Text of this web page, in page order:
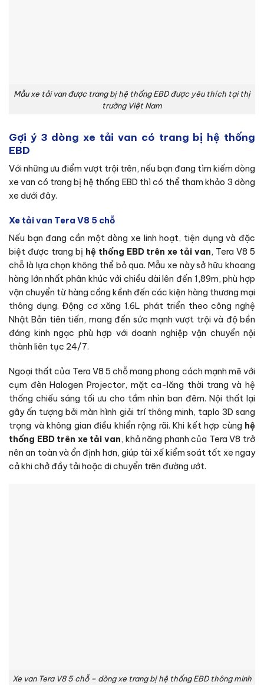
Mẫu xe tải van được trang bị hệ thống EBD được yêu thích tại thị
trường Việt Nam
Gợi ý 3 dòng xe tải van có trang bị hệ thống
EBD
Với những ưu điểm vượt trội trên, nếu bạn đang tìm kiếm dòng
xe van có trang bị hệ thống EBD thì có thể tham khảo 3 dòng
xe dưới đây.
Xe tải van Tera V8 5 chỗ
Nếu bạn đang cần một dòng xe linh hoạt, tiện dụng và đặc
biệt được trang bị hệ thống EBD trên xe tải van, Tera V8 5
chỗ là lựa chọn không thể bỏ qua. Mẫu xe này sở hữu khoang
hàng lớn nhất phân khúc với chiều dài lên đến 1,89m, phù hợp
vận chuyển từ hàng cồng kềnh đến các kiện hàng thương mại
thông dụng. Động cơ xăng 1.6L phát triển theo công nghệ
Nhật Bản tiên tiến, mang đến sức mạnh vượt trội và độ bền
đáng kinh ngạc phù hợp với doanh nghiệp vận chuyển nội
thành liên tục 24/7.
Ngoại thất của Tera V8 5 chỗ mang phong cách mạnh mẽ với
cụm đèn Halogen Projector, mặt ca-lăng thời trang và hệ
thống chiếu sáng tối ưu cho tầm nhìn ban đêm. Nội thất lại
gây ấn tượng bởi màn hình giải trí thông minh, taplo 3D sang
trọng và không gian điều khiển rộng rãi. Khi kết hợp cùng hệ
thống EBD trên xe tải van, khả năng phanh của Tera V8 trở
nên an toàn và ổn định hơn, giúp tài xế kiểm soát tốt xe ngay
cả khi chở đầy tải hoặc di chuyển trên đường ướt.
Xe van Tera V8 5 chỗ – dòng xe trang bị hệ thống EBD thông minh